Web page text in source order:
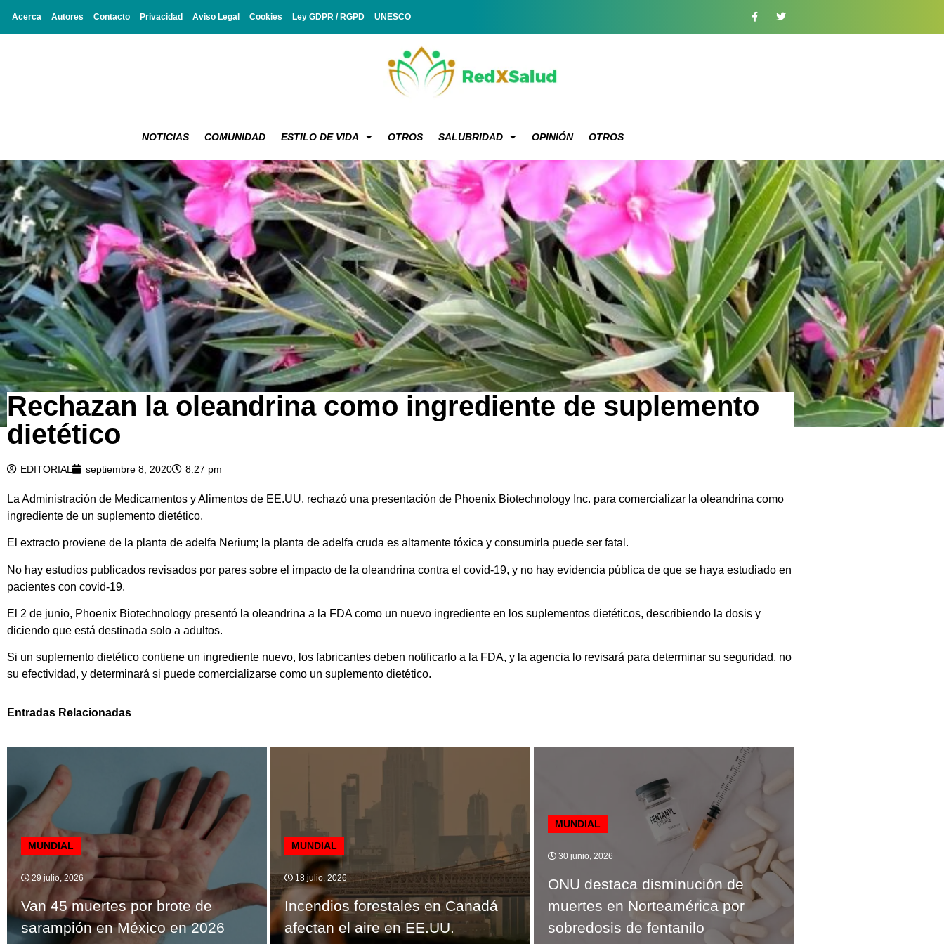
Acerca Autores Contacto Privacidad Aviso Legal Cookies Ley GDPR / RGPD UNESCO
NOTICIAS COMUNIDAD ESTILO DE VIDA OTROS SALUBRIDAD OPINIÓN OTROS
Rechazan la oleandrina como ingrediente de suplemento
dietético
EDITORIAL septiembre 8, 2020 8:27 pm
La Administración de Medicamentos y Alimentos de EE.UU. rechazó una presentación de Phoenix Biotechnology Inc. para comercializar la oleandrina como
ingrediente de un suplemento dietético.
El extracto proviene de la planta de adelfa Nerium; la planta de adelfa cruda es altamente tóxica y consumirla puede ser fatal.
No hay estudios publicados revisados ​​por pares sobre el impacto de la oleandrina contra el covid-19, y no hay evidencia pública de que se haya estudiado en
pacientes con covid-19.
El 2 de junio, Phoenix Biotechnology presentó la oleandrina a la FDA como un nuevo ingrediente en los suplementos dietéticos, describiendo la dosis y
diciendo que está destinada solo a adultos.
Si un suplemento dietético contiene un ingrediente nuevo, los fabricantes deben notificarlo a la FDA, y la agencia lo revisará para determinar su seguridad, no
su efectividad, y determinará si puede comercializarse como un suplemento dietético.
Entradas Relacionadas
MUNDIAL
29 julio, 2026
Van 45 muertes por brote de
sarampión en México en 2026
MUNDIAL
18 julio, 2026
Incendios forestales en Canadá
afectan el aire en EE.UU.
MUNDIAL
30 junio, 2026
ONU destaca disminución de
muertes en Norteamérica por
sobredosis de fentanilo